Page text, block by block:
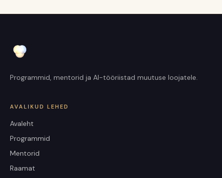
Programmid, mentorid ja AI-tööriistad muutuse loojatele.
AVALIKUD LEHED
Avaleht
Programmid
Mentorid
Raamat